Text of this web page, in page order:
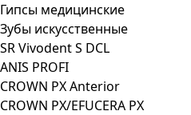
Гипсы медицинские
Зубы искусственные
SR Vivodent S DCL
ANIS PROFI
CROWN PX Anterior
CROWN PX/EFUCERA PX